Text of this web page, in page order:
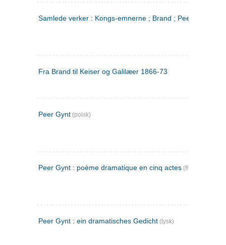
Samlede verker : Kongs-emnerne ; Brand ; Peer Gynt. 2
Fra Brand til Keiser og Galilæer 1866-73
Peer Gynt (polsk)
Peer Gynt : poème dramatique en cinq actes (fransk)
Peer Gynt : ein dramatisches Gedicht (tysk)